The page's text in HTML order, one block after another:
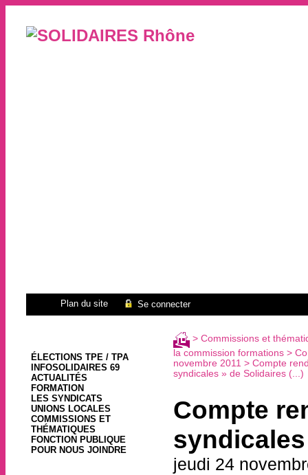
Plan du site Se connecter
ÉLECTIONS TPE / TPA
INFOSOLIDAIRES 69
ACTUALITÉS
FORMATION
LES SYNDICATS
UNIONS LOCALES
COMMISSIONS ET
THÉMATIQUES
FONCTION PUBLIQUE
POUR NOUS JOINDRE
> Commissions et
la commission formations>
novembre 2011 > Compte
syndicales » de Solidaires (...)
Compte
jeudi 24